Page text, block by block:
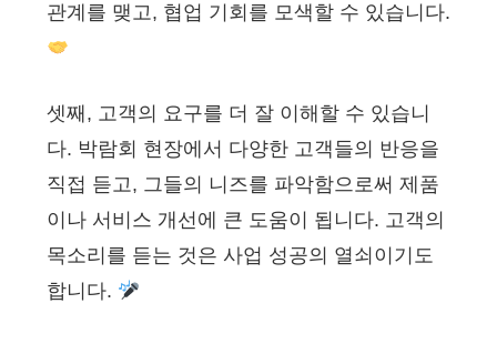
관계를 맺고, 협업 기회를 모색할 수 있습니다.
셋째, 고객의 요구를 더 잘 이해할 수 있습니
다. 박람회 현장에서 다양한 고객들의 반응을
직접 듣고, 그들의 니즈를 파악함으로써 제품
이나 서비스 개선에 큰 도움이 됩니다. 고객의
목소리를 듣는 것은 사업 성공의 열쇠이기도
합니다.